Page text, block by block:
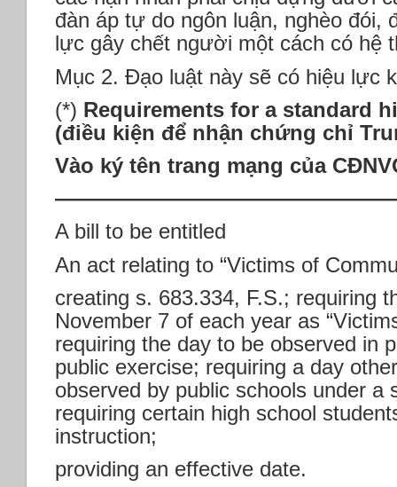
đàn áp tự do ngôn luận, nghèo đói,
lực gây chết người một cách có hệ
Mục 2. Đạo luật này sẽ có hiệu lực
(*) Requirements for a standard
(điều kiện để nhận chứng chỉ
Vào ký tên trang mạng của
A bill to be entitled
An act relating to “Victims of
creating s. 683.334, F.S.; requiring
November 7 of each year as
requiring the day to be observed in
public exercise; requiring a day
observed by public schools under a
requiring certain high school
instruction;
providing an effective date.